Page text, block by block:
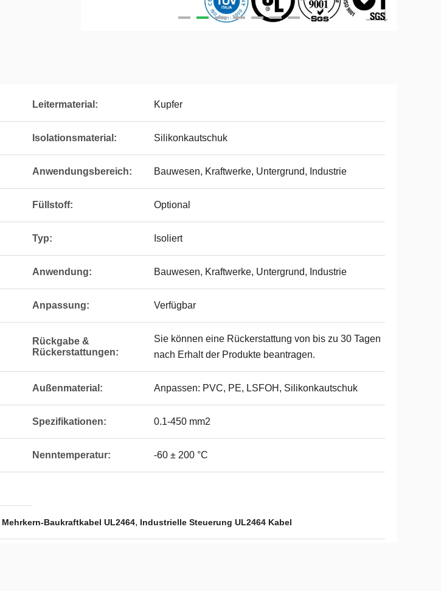
Leitermaterial: Kupfer
Isolationsmaterial: Silikonkautschuk
Anwendungsbereich: Bauwesen, Kraftwerke, Untergrund, Industrie
Füllstoff: Optional
Typ: Isoliert
Anwendung: Bauwesen, Kraftwerke, Untergrund, Industrie
Anpassung: Verfügbar
Rückgabe &
Rückerstattungen:
Sie können eine Rückerstattung von bis zu 30 Tagen
nach Erhalt der Produkte beantragen.
Außenmaterial: Anpassen: PVC, PE, LSFOH, Silikonkautschuk
Spezifikationen: 0.1-450 mm2
Nenntemperatur: -60 ± 200 °C
Mehrkern-Baukraftkabel UL2464, Industrielle Steuerung UL2464 Kabel